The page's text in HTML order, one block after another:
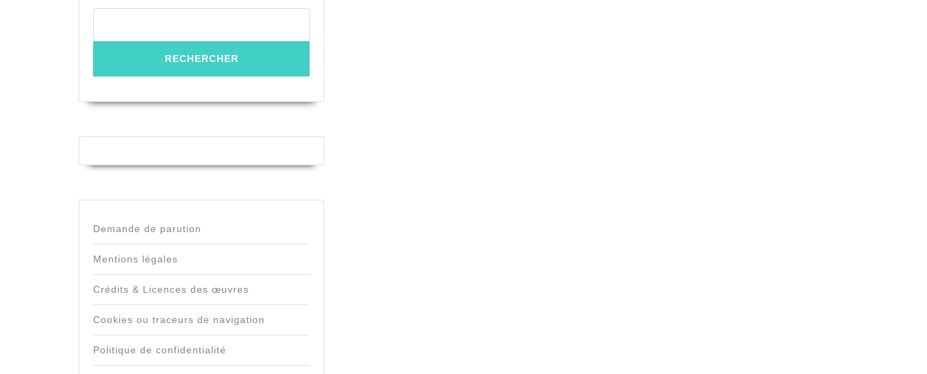
Demande de parution
Mentions légales
Crédits & Licences des œuvres
Cookies ou traceurs de navigation
Politique de confidentialité